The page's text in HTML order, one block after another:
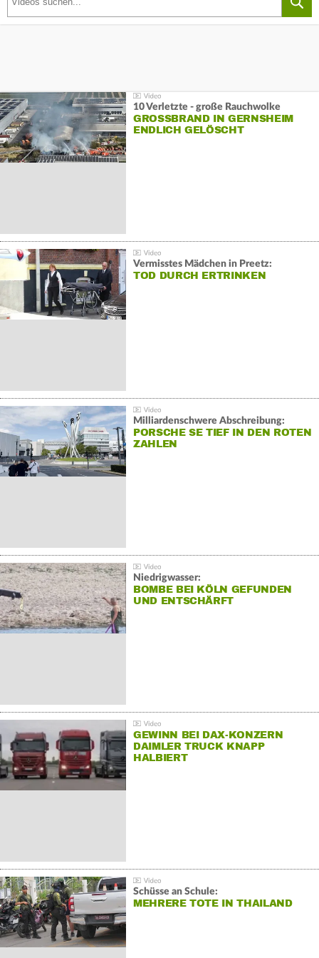
10 Verletzte - große Rauchwolke
GROSSBRAND IN GERNSHEIM E
NDLICH GELÖSCHT
Vermisstes Mädchen in Preetz:
TOD DURCH ERTRINKEN
Milliardenschwere Abschreibung:
PORSCHE SE TIEF IN DEN ROTEN
ZAHLEN
Niedrigwasser:
BOMBE BEI KÖLN GEFUNDEN
UND ENTSCHÄRFT
GEWINN BEI DAX-KONZERN
DAIMLER TRUCK KNAPP
HALBIERT
Schüsse an Schule:
MEHRERE TOTE IN THAILAND